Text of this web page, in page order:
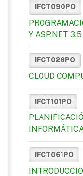
IFCT090PO
Y ASP.NET 3.5
IFCT026PO
CLOUD
IFCT101PO
IFCT061PO